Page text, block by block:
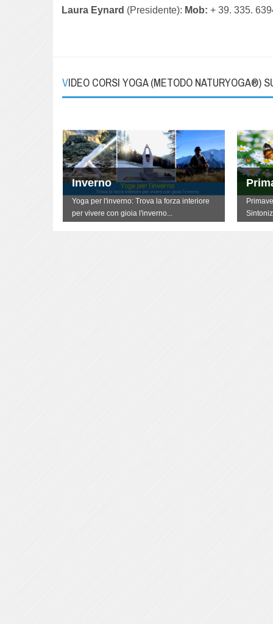
Laura Eynard (Presidente): Mob: + 39. 335.
VIDEO CORSI YOGA (METODO NATURYOGA®)
Inverno
Yoga per l'inverno: Trova la forza interiore
per vivere con gioia l'inverno...